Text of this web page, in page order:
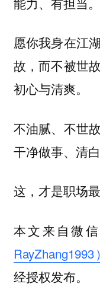
愿你我身在江
故，而不被世
初心与清爽。
不油腻、不世
干净做事、清
这，才是职场
本文来自微
RayZhang1993）
经授权发布。